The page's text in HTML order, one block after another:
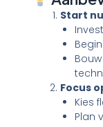
Start
Focus
Kies
Plan